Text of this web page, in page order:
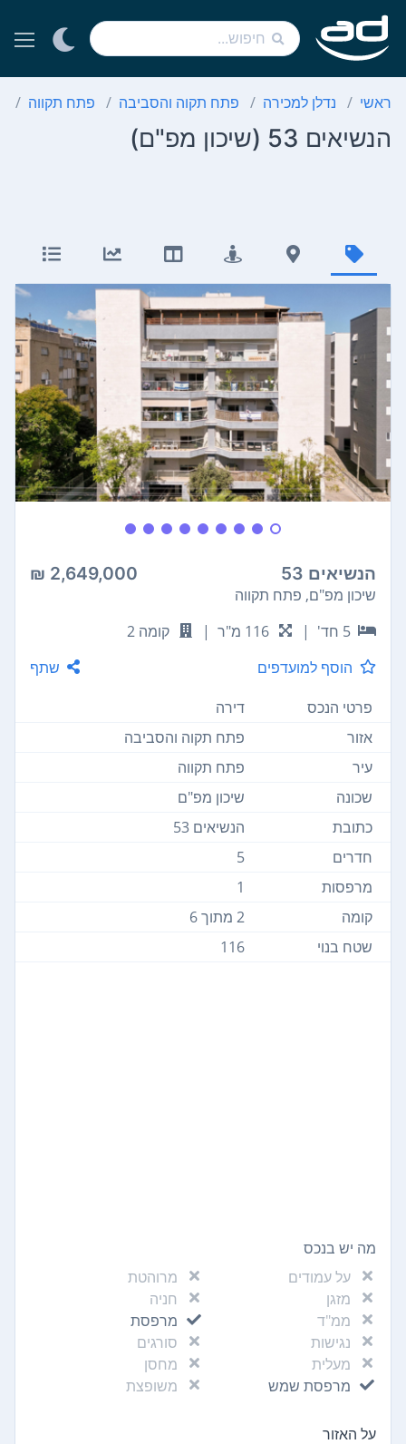
ראשי נדלן למכירה פתח תקוה והסביבה פתח תקווה
הנשיאים 53 (שיכון מפ"ם)
הנשיאים 53 2,649,000 ₪
שיכון מפ"ם, פתח תקווה
5 חד'
| 116 מ"ר |
קומה 2
הוסף למועדפים
שתף
פרטי הנכס
דירה
אזור
פתח תקוה והסביבה
עיר
פתח תקווה
שכונה
שיכון מפ"ם
כתובת
הנשיאים 53
חדרים
5
מרפסות
1
קומה
2 מתוך 6
שטח בנוי
116
מה יש בנכס
על עמודים
מרוהטת
מזגן
חניה
ממ"ד
מרפסת
נגישות
סורגים
מעלית
מחסן
מרפסת שמש
משופצת
על האזור